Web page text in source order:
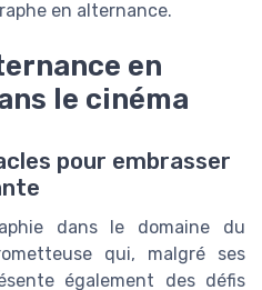
en alternance.
en
le cinéma
pour embrasser
dans le domaine du
qui, malgré ses
également des défis